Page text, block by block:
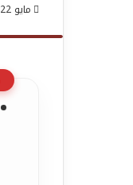
مايو 22, 2026